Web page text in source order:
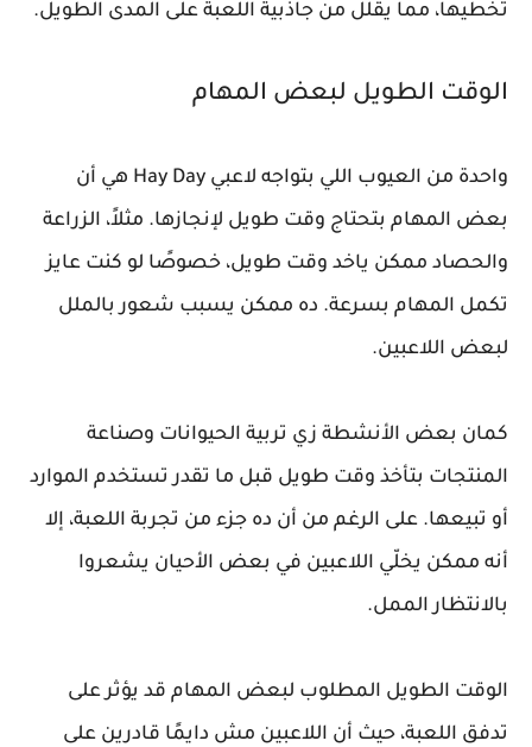
تخطيها، مما يقلل من جاذبية اللعبة على المدى الطويل.
الوقت الطويل لبعض المهام
واحدة من العيوب اللي بتواجه لاعبي Hay Day هي أن
بعض المهام بتحتاج وقت طويل لإنجازها. مثلاً، الزراعة
والحصاد ممكن ياخد وقت طويل، خصوصًا لو كنت عايز
تكمل المهام بسرعة. ده ممكن يسبب شعور بالملل
لبعض اللاعبين.
كمان بعض الأنشطة زي تربية الحيوانات وصناعة
المنتجات بتأخذ وقت طويل قبل ما تقدر تستخدم الموارد
أو تبيعها. على الرغم من أن ده جزء من تجربة اللعبة، إلا
أنه ممكن يخلّي اللاعبين في بعض الأحيان يشعروا
بالانتظار الممل.
الوقت الطويل المطلوب لبعض المهام قد يؤثر على
تدفق اللعبة، حيث أن اللاعبين مش دايمًا قادرين على